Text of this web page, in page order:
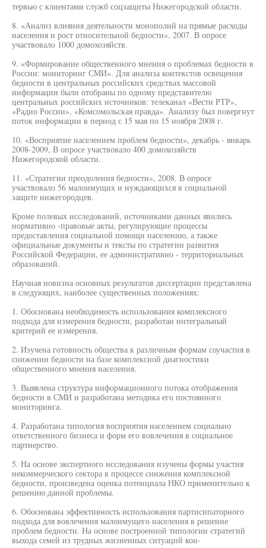
тервью с клиентами служб соцзащиты Нижегородской области.
8. «Анализ влияния деятельности монополий на прямые расходы
населения и рост относительной бедности», 2007. В опросе
участвовало 1000 домохозяйств.
9. «Формирование общественного мнения о проблемах бедности в
России: мониторинг СМИ». Для анализа контекстов освещения
бедности в центральных российских средствах массовой
информации были отобраны по одному представителю
центральных российских источников: телеканал «Вести РТР»,
«Радио России», «Комсомольская правда». Анализу был повергнут
поток информации в период с 15 мая по 15 ноября 2008 г.
10. «Восприятие населением проблем бедности», декабрь - январь
2008-2009, В опросе участвовало 400 домохозяйств
Нижегородской области.
11. «Стратегии преодоления бедности», 2008. В опросе
участвовало 56 малоимущих и нуждающихся в социальной
защите нижегородцев.
Кроме полевых исследований, источниками данных явились
нормативно -правовые акты, регулирующие процессы
предоставления социальной помощи населению, а также
официальные документы и тексты по стратегии развития
Российской Федерации, ее административно - территориальных
образований.
Научная новизна основных результатов диссертации представлена
в следующих, наиболее существенных положениях:
1. Обоснована необходимость использования комплексного
подхода для измерения бедности, разработан интегральный
критерий ее измерения.
2. Изучена готовность общества к различным формам соучастия в
снижении бедности на базе комплексной диагностики
общественного мнения населения.
3. Выявлена структура информационного потока отображения
бедности в СМИ и разработана методика его постоянного
мониторинга.
4. Разработана типология восприятия населением социально
ответственного бизнеса и форм его вовлечения в социальное
партнерство.
5. На основе экспертного исследования изучены формы участия
некоммерческого сектора в процессе снижения комплексной
бедности, произведена оценка потенциала НКО применительно к
решению данной проблемы.
6. Обоснована эффективность использования партисипаторного
подхода для вовлечения малоимущего населения в решение
проблем бедности. На основе построенной типологии стратегий
выхода семей из трудных жизненных ситуаций кон-